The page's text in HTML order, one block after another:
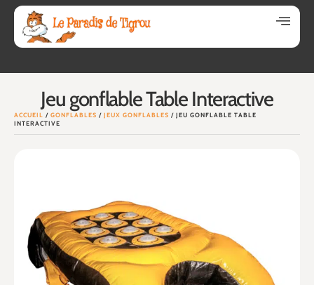
Jeu gonflable Table Interactive
ACCUEIL / GONFLABLES / JEUX GONFLABLES / JEU GONFLABLE TABLE
INTERACTIVE